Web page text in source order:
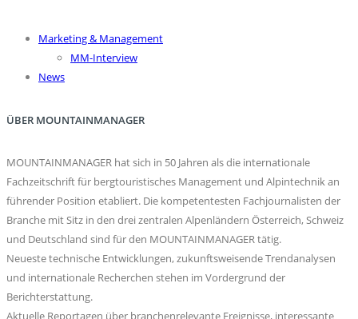
Marketing & Management
MM-Interview
News
ÜBER MOUNTAINMANAGER
MOUNTAINMANAGER hat sich in 50 Jahren als die internationale
Fachzeitschrift für bergtouristisches Management und Alpintechnik an
führender Position etabliert. Die kompetentesten Fachjournalisten der
Branche mit Sitz in den drei zentralen Alpenländern Österreich, Schweiz
und Deutschland sind für den MOUNTAINMANAGER tätig.
Neueste technische Entwicklungen, zukunftsweisende Trendanalysen
und internationale Recherchen stehen im Vordergrund der
Berichterstattung.
Aktuelle Reportagen über branchenrelevante Ereignisse, interessante